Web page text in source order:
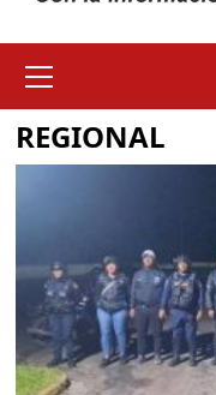
REGIONAL